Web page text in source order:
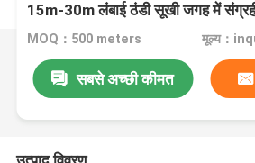
15m-30m लंबाई ठंडी सूखी जगह में
MOQ：500 meters
सबसे अच्छी कीमत